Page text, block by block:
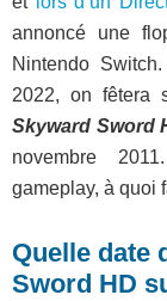
annoncé une
Nintendo
2022, on fêtera
Skyward Sword
novembre
gameplay, à quoi
Quelle date
Sword HD